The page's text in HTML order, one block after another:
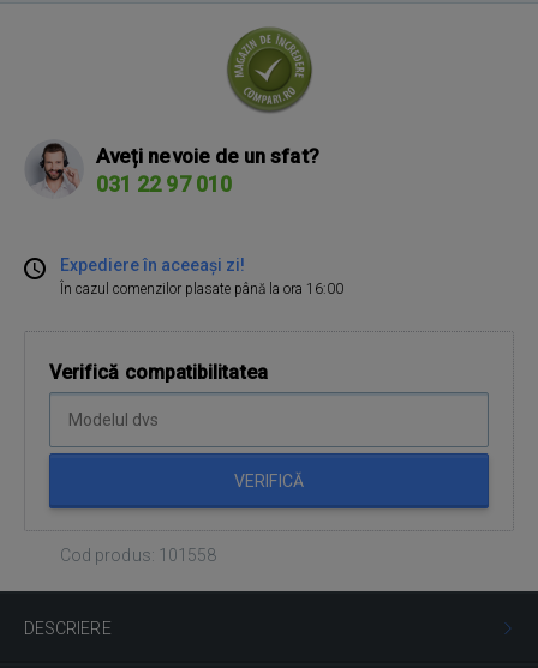
Aveți nevoie de un sfat?
031 22 97 010
Expediere în aceeași zi!
În cazul comenzilor plasate până la ora 16:00
Verifică compatibilitatea
VERIFICĂ
Cod produs: 101558
DESCRIERE